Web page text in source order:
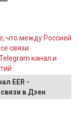
что между Россией
связи
канал и
EER -
в Дзен